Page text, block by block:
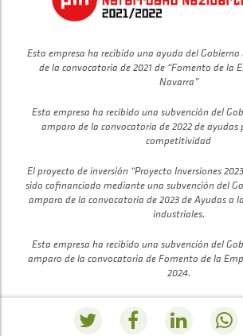
Esta empresa ha recibido una ayuda del
de la convocatoria de 2021 de “Fomento de la
Navarra”
Esta empresa ha recibido una subvención del
amparo de la convocatoria de 2022 de ayudas
competitividad
El proyecto de inversión “Proyecto Inversiones
sido cofinanciado mediante una subvención del
amparo de la convocatoria de 2023 de Ayudas a
industriales.
Esta empresa ha recibido una subvención del
amparo de la convocatoria de Fomento de la
2024.